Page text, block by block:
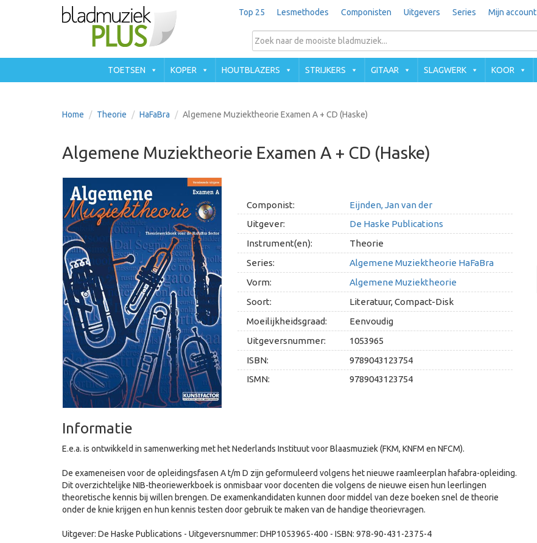
Top 25 Lesmethodes Componisten Uitgevers Series Mijn account
TOETSEN KOPER HOUTBLAZERS STRIJKERS GITAAR SLAGWERK KOOR
Home Theorie HaFaBra Algemene Muziektheorie Examen A + CD (Haske)
Algemene Muziektheorie Examen A + CD (Haske)
Componist:
Eijnden, Jan van der
Uitgever:
De Haske Publications
Instrument(en):
Theorie
Series:
Algemene Muziektheorie HaFaBra
Vorm:
Algemene Muziektheorie
Soort:
Literatuur, Compact-Disk
Moeilijkheidsgraad:
Eenvoudig
Uitgeversnummer:
1053965
ISBN:
9789043123754
ISMN:
9789043123754
Informatie
E.e.a. is ontwikkeld in samenwerking met het Nederlands Instituut voor Blaasmuziek (FKM, KNFM en NFCM).
De exameneisen voor de opleidingsfasen A t/m D zijn geformuleerd volgens het nieuwe raamleerplan hafabra-opleiding.
Dit overzichtelijke NIB-theoriewerkboek is onmisbaar voor docenten die volgens de nieuwe eisen hun leerlingen
theoretische kennis bij willen brengen. De examenkandidaten kunnen door middel van deze boeken snel de theorie
onder de knie krijgen en hun kennis testen door gebruik te maken van de handige theorievragen.
Uitgever: De Haske Publications - Uitgeversnummer: DHP1053965-400 - ISBN: 978-90-431-2375-4